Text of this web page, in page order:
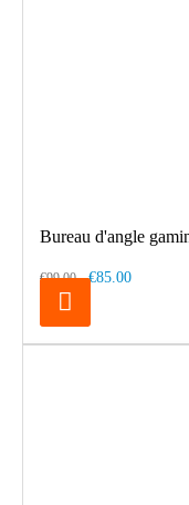
Bureau d'angle
€99.00 €85.00